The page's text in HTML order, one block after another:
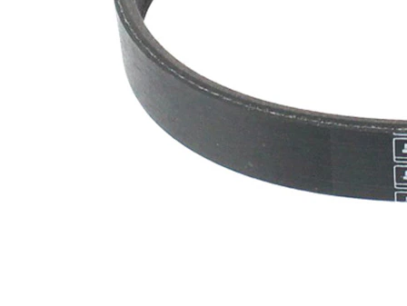
SVHC
Kayış
malzemesi
(Etilen
Propilen
Dien